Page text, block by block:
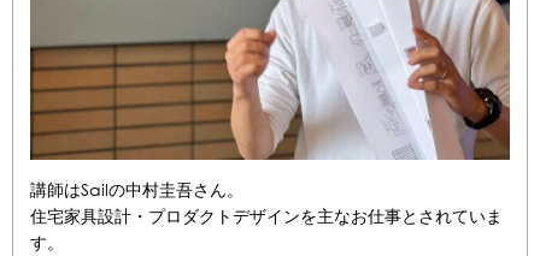
講師はSailの中村圭吾さん。
住宅家具設計・プロダクトデザインを主なお仕事とされていま
す。